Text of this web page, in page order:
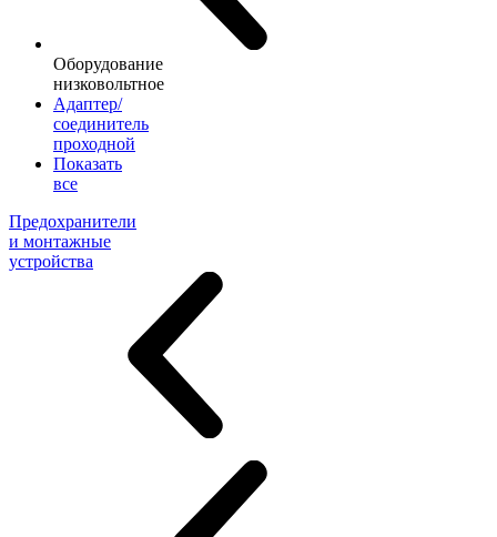
Оборудование
низковольтное
Адаптер/
соединитель
проходной
Показать
все
Предохранители
и монтажные
устройства